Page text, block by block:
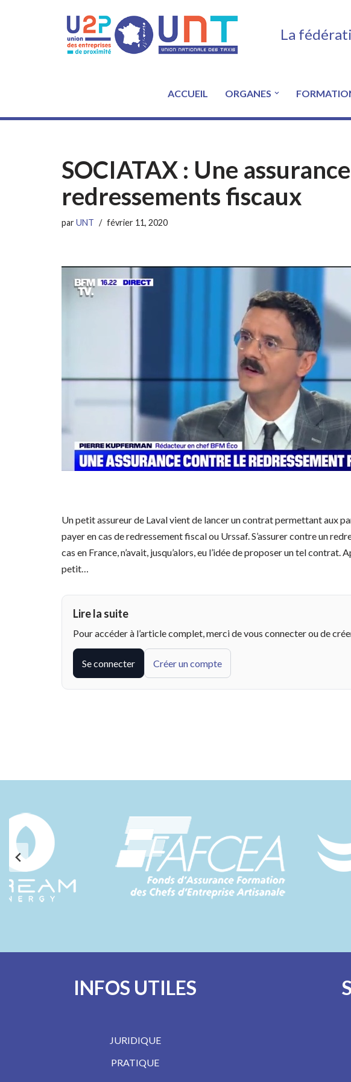
La
ACCUEIL ORGANES
SOCIATAX : Une
redressements fiscaux
parUNT février 11, 2020
Un petit assureur de Laval vient de lancer un contrat permettant aux
payer en cas de redressement fiscal ou Urssaf. S’assurer contre un
cas en France, n’avait, jusqu’alors, eu l’idée de proposer un tel contrat.
petit…
Lire la suite
Pour accéder à l’article complet, merci de vous connecter ou de
Se connecter Créer un compte
INFOS UTILES
JURIDIQUE
PRATIQUE